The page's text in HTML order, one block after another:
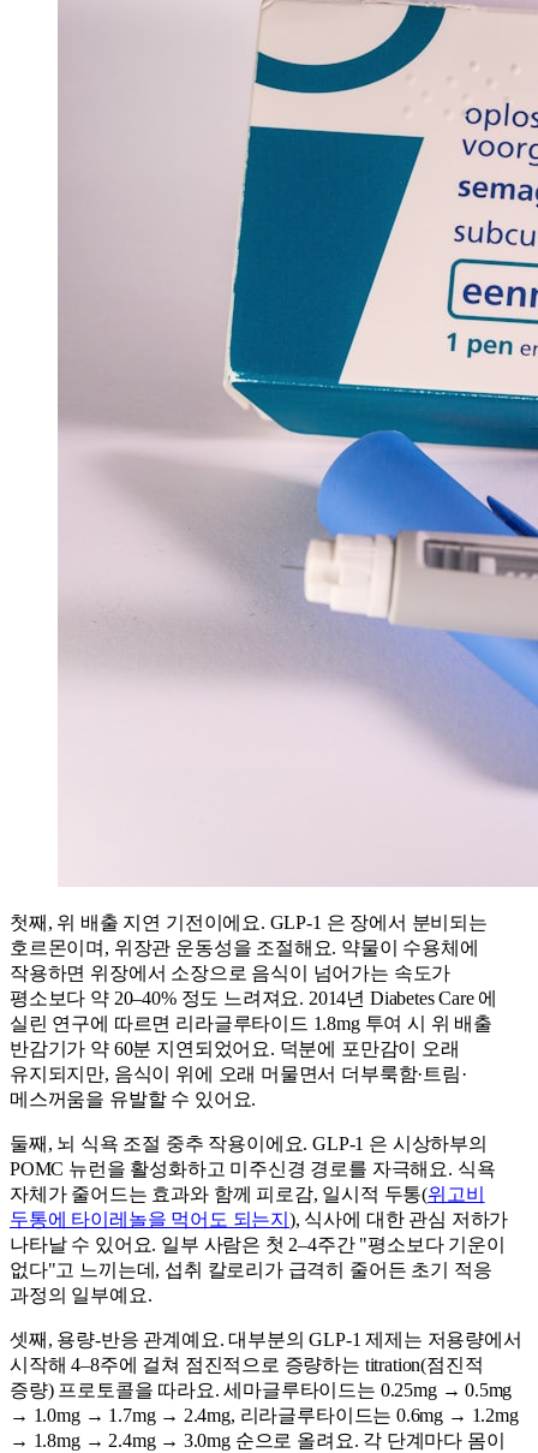
첫째, 위 배출 지연 기전이에요. GLP-1 은 장에서 분비되는
호르몬이며, 위장관 운동성을 조절해요. 약물이 수용체에
작용하면 위장에서 소장으로 음식이 넘어가는 속도가
평소보다 약 20–40% 정도 느려져요. 2014년 Diabetes Care 에
실린 연구에 따르면 리라글루타이드 1.8mg 투여 시 위 배출
반감기가 약 60분 지연되었어요. 덕분에 포만감이 오래
유지되지만, 음식이 위에 오래 머물면서 더부룩함·트림·
메스꺼움을 유발할 수 있어요.
둘째, 뇌 식욕 조절 중추 작용이에요. GLP-1 은 시상하부의
POMC 뉴런을 활성화하고 미주신경 경로를 자극해요. 식욕
자체가 줄어드는 효과와 함께 피로감, 일시적 두통(위고비
두통에 타이레놀을 먹어도 되는지), 식사에 대한 관심 저하가
나타날 수 있어요. 일부 사람은 첫 2–4주간 "평소보다 기운이
없다"고 느끼는데, 섭취 칼로리가 급격히 줄어든 초기 적응
과정의 일부예요.
셋째, 용량-반응 관계예요. 대부분의 GLP-1 제제는 저용량에서
시작해 4–8주에 걸쳐 점진적으로 증량하는 titration(점진적
증량) 프로토콜을 따라요. 세마글루타이드는 0.25mg → 0.5mg
→ 1.0mg → 1.7mg → 2.4mg, 리라글루타이드는 0.6mg → 1.2mg
→ 1.8mg → 2.4mg → 3.0mg 순으로 올려요. 각 단계마다 몸이